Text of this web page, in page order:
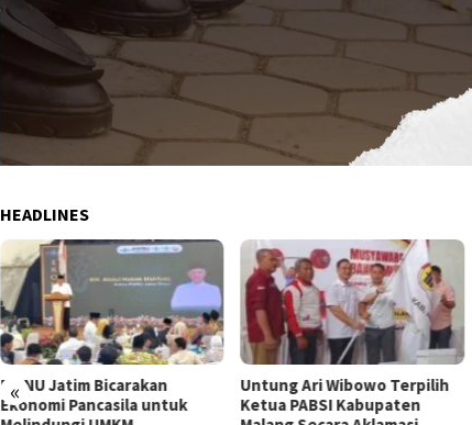
HEADLINES
«
PWNU Jatim Bicarakan
Ekonomi Pancasila untuk
Untung Ari Wibowo Terpilih
Ketua PABSI Kabupaten